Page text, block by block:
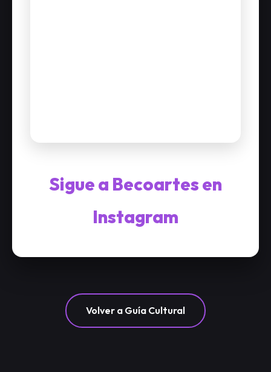
Sigue a Becoartes en
Instagram
Volver a Guía Cultural